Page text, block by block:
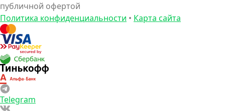
публичной офертой
Политика конфиденциальности • Карта сайта
Telegram